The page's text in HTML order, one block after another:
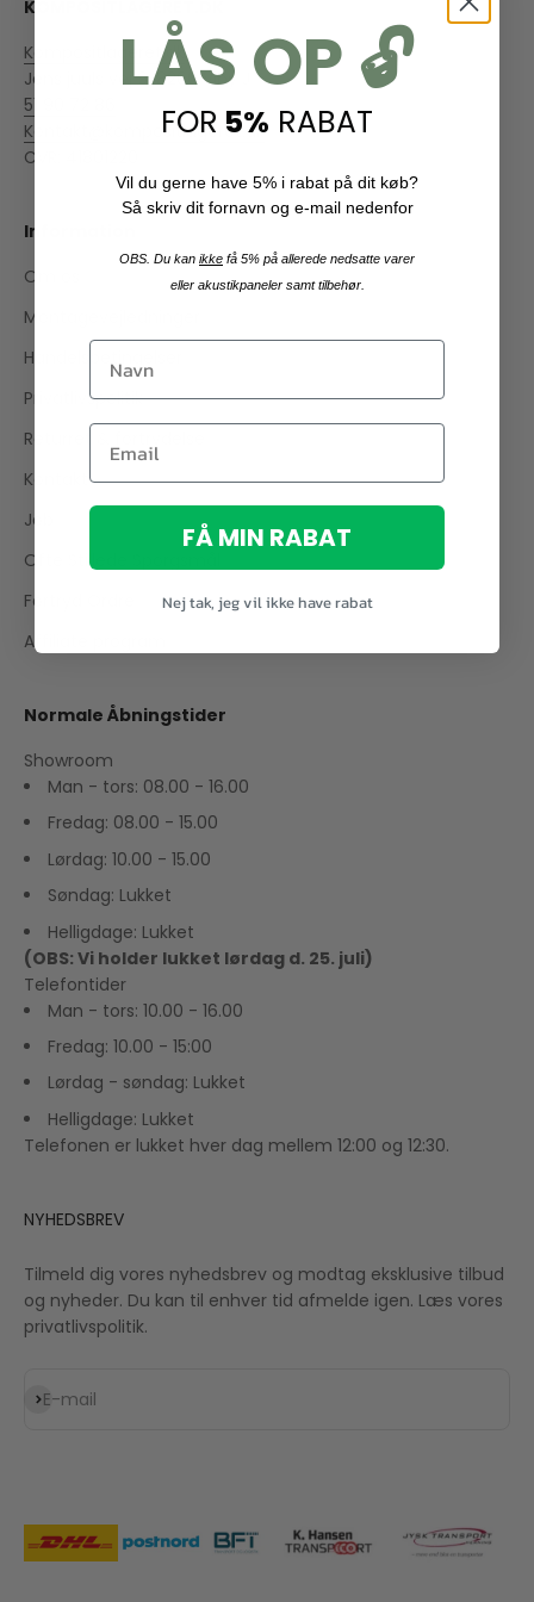
KOMPOSITLAGERET.DK
Kompositlageret.dk
Jens juuls vej 9, 8260 Viby J
51 90 72 86
Kontakt@kompositlageret.dk
CVR: 41801220
Information
Om os
Montagevejledninger
Handelsbetingelser
Privatlivspolitik
Returret & fortrydelse
Kontakt
Job
Ofte Stillede Spørgsmål
Fortryd Ordre
Affiliate program
Normale Åbningstider
Showroom
Man - tors: 08.00 - 16.00
Fredag: 08.00 - 15.00
Lørdag: 10.00 - 15.00
Søndag: Lukket
Helligdage: Lukket
(OBS: Vi holder lukket lørdag d. 25. juli)
Telefontider
Man - tors: 10.00 - 16.00
Fredag: 10.00 - 15:00
Lørdag - søndag: Lukket
Helligdage: Lukket
Telefonen er lukket hver dag mellem 12:00 og 12:30.
NYHEDSBREV
Tilmeld dig vores nyhedsbrev og modtag eksklusive tilbud
og nyheder. Du kan til enhver tid afmelde igen. Læs vores
privatlivspolitik.
E-mail
Abonnér
LÅS OP 🔓
FOR 5% RABAT
Vil du gerne have 5% i rabat på dit køb?
Så skriv dit fornavn og e-mail nedenfor
OBS. Du kan ikke få 5% på allerede nedsatte varer
eller akustikpaneler samt tilbehør.
FÅ MIN RABAT
Nej tak, jeg vil ikke have rabat